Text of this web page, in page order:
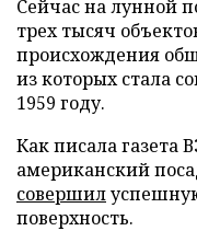
Сейчас на лунной
трех тысяч
происхождения
из которых стала
1959 году.
Как писала газета
американский
совершил
поверхность.